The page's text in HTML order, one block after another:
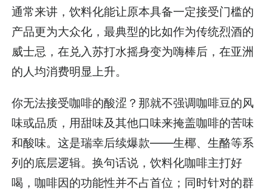
通常来讲，饮料化能让原本具备一定接受门槛的
产品更为大众化，最典型的比如作为传统烈酒的
威士忌，在兑入苏打水摇身变为嗨棒后，在亚洲
的人均消费明显上升。
你无法接受咖啡的酸涩？那就不强调咖啡豆的风
味或品质，用甜味及其他口味来掩盖咖啡的苦味
和酸味。这是瑞幸后续爆款——生椰、生酪等系
列的底层逻辑。换句话说，饮料化咖啡主打好
喝，咖啡因的功能性并不占首位；同时针对的群